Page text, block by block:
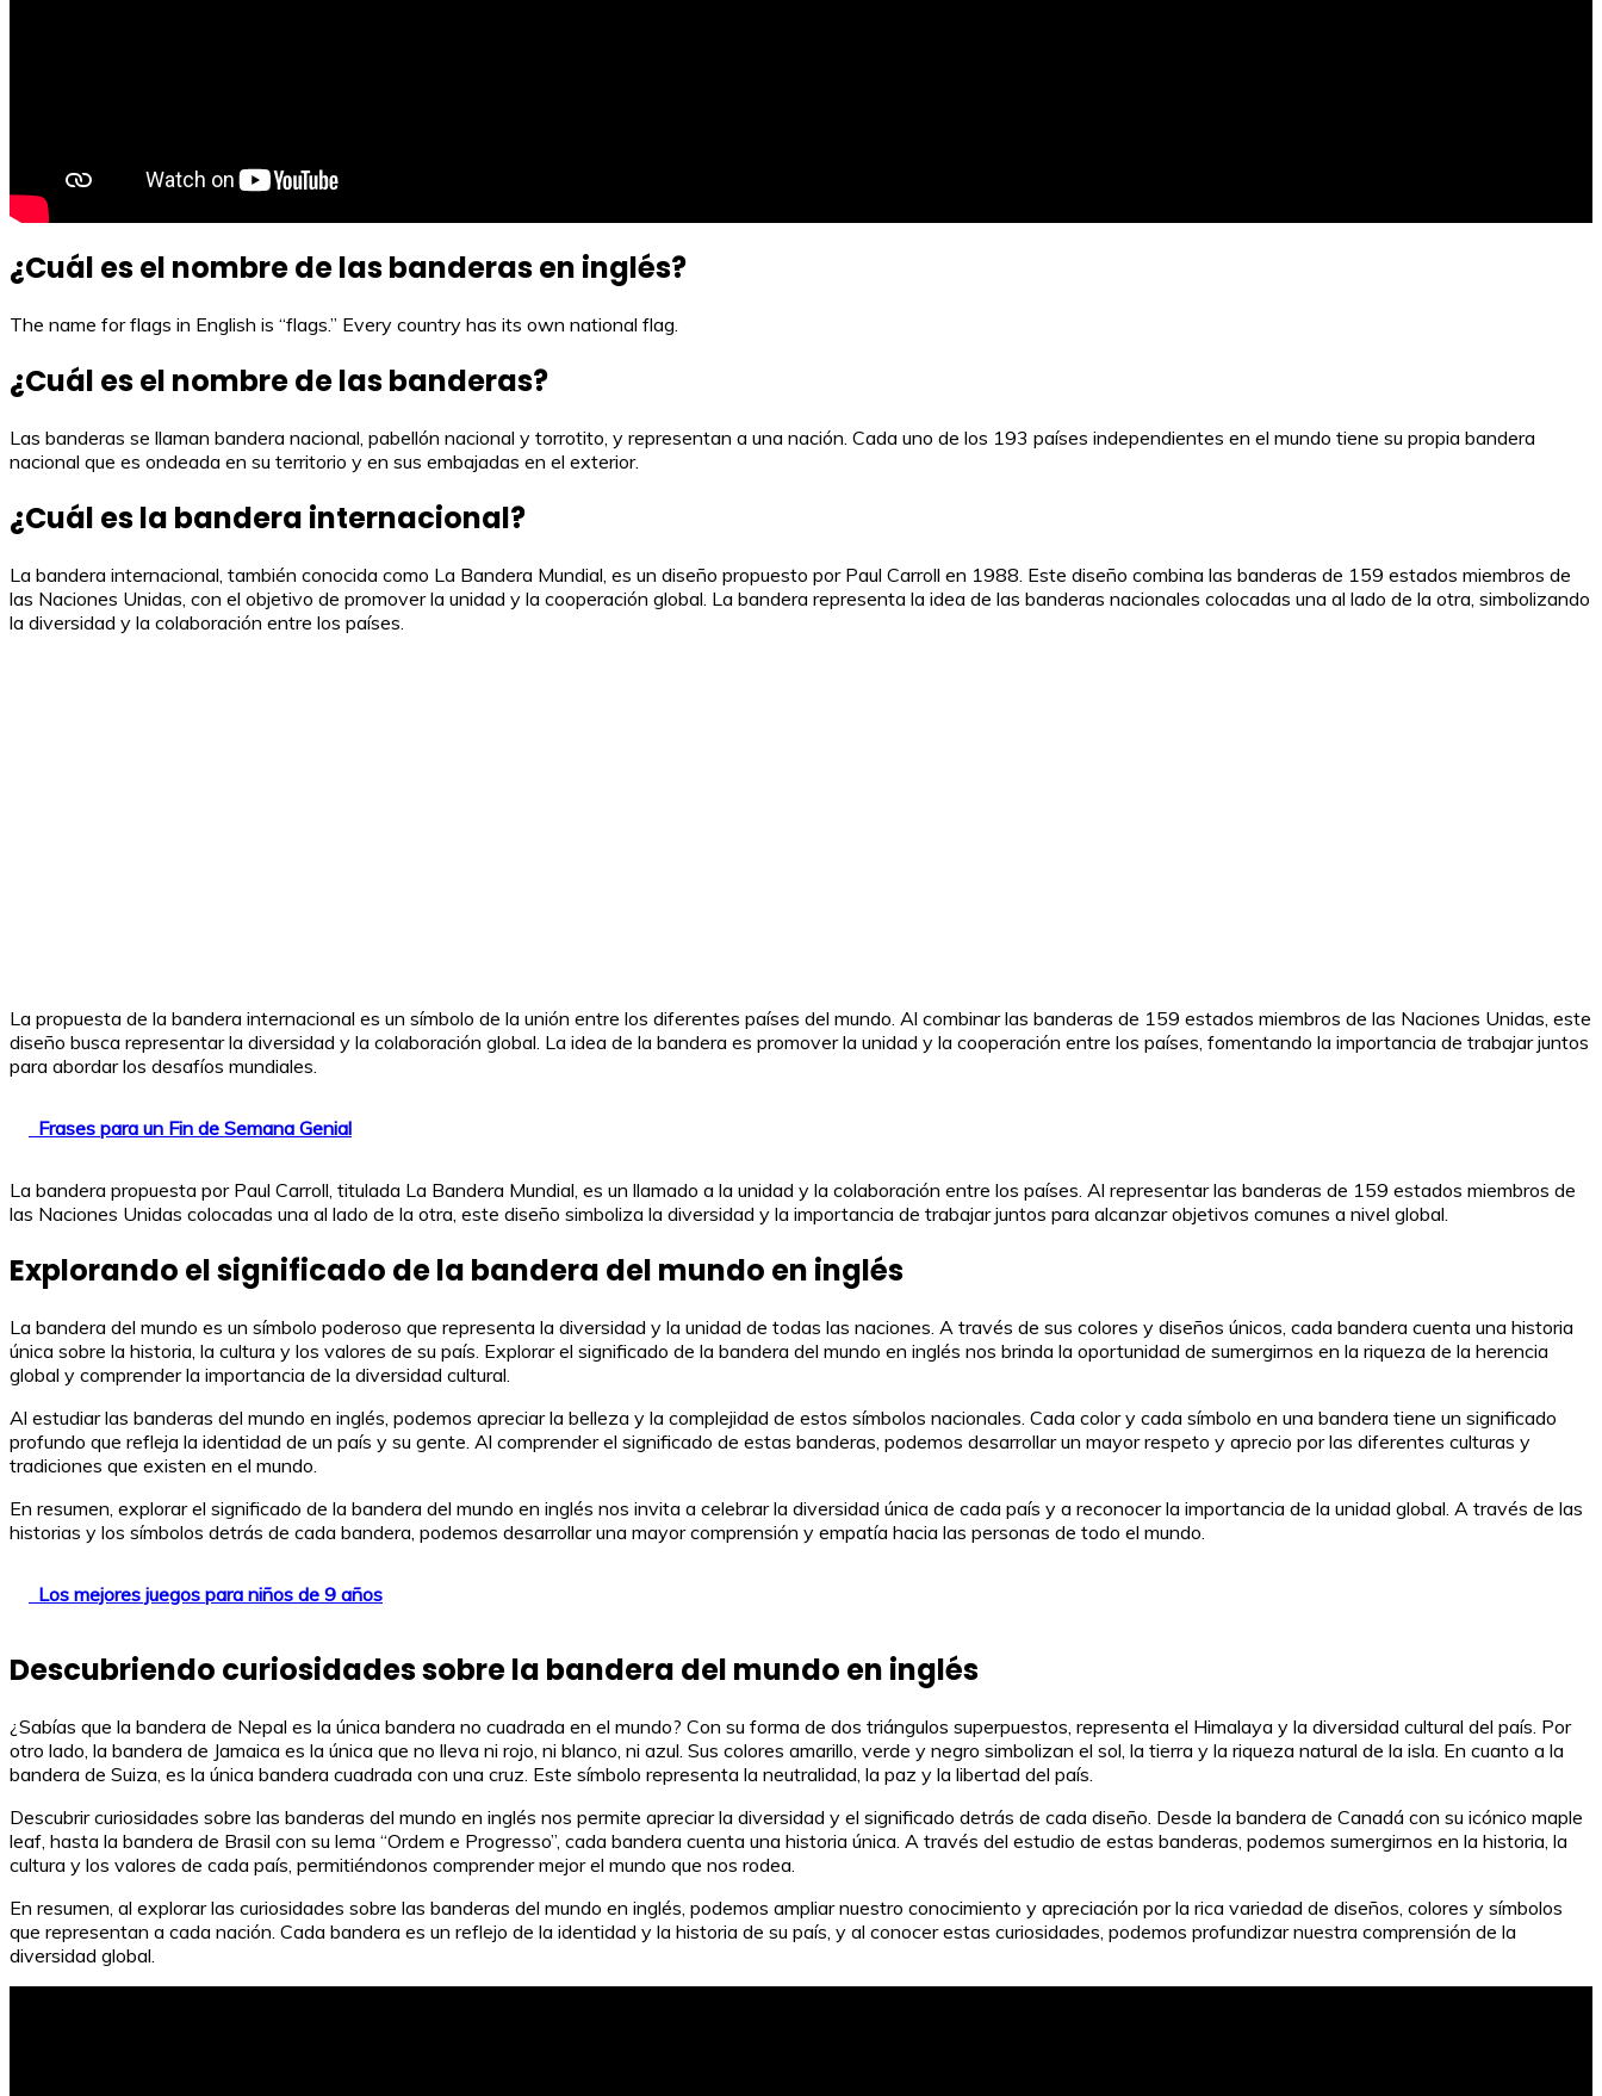
¿Cuál es el nombre de las banderas en inglés?
The name for flags in English is “flags.” Every country has its own national flag.
¿Cuál es el nombre de las banderas?
Las banderas se llaman bandera nacional, pabellón nacional y torrotito, y representan a una nación. Cada uno de los 193 países independientes en el mundo tiene su propia bandera
nacional que es ondeada en su territorio y en sus embajadas en el exterior.
¿Cuál es la bandera internacional?
La bandera internacional, también conocida como La Bandera Mundial, es un diseño propuesto por Paul Carroll en 1988. Este diseño combina las banderas de 159 estados miembros de
las Naciones Unidas, con el objetivo de promover la unidad y la cooperación global. La bandera representa la idea de las banderas nacionales colocadas una al lado de la otra, simbolizando
la diversidad y la colaboración entre los países.
La propuesta de la bandera internacional es un símbolo de la unión entre los diferentes países del mundo. Al combinar las banderas de 159 estados miembros de las Naciones Unidas, este
diseño busca representar la diversidad y la colaboración global. La idea de la bandera es promover la unidad y la cooperación entre los países, fomentando la importancia de trabajar juntos
para abordar los desafíos mundiales.
Frases para un Fin de Semana Genial
La bandera propuesta por Paul Carroll, titulada La Bandera Mundial, es un llamado a la unidad y la colaboración entre los países. Al representar las banderas de 159 estados miembros de
las Naciones Unidas colocadas una al lado de la otra, este diseño simboliza la diversidad y la importancia de trabajar juntos para alcanzar objetivos comunes a nivel global.
Explorando el significado de la bandera del mundo en inglés
La bandera del mundo es un símbolo poderoso que representa la diversidad y la unidad de todas las naciones. A través de sus colores y diseños únicos, cada bandera cuenta una historia
única sobre la historia, la cultura y los valores de su país. Explorar el significado de la bandera del mundo en inglés nos brinda la oportunidad de sumergirnos en la riqueza de la herencia
global y comprender la importancia de la diversidad cultural.
Al estudiar las banderas del mundo en inglés, podemos apreciar la belleza y la complejidad de estos símbolos nacionales. Cada color y cada símbolo en una bandera tiene un significado
profundo que refleja la identidad de un país y su gente. Al comprender el significado de estas banderas, podemos desarrollar un mayor respeto y aprecio por las diferentes culturas y
tradiciones que existen en el mundo.
En resumen, explorar el significado de la bandera del mundo en inglés nos invita a celebrar la diversidad única de cada país y a reconocer la importancia de la unidad global. A través de las
historias y los símbolos detrás de cada bandera, podemos desarrollar una mayor comprensión y empatía hacia las personas de todo el mundo.
Los mejores juegos para niños de 9 años
Descubriendo curiosidades sobre la bandera del mundo en inglés
¿Sabías que la bandera de Nepal es la única bandera no cuadrada en el mundo? Con su forma de dos triángulos superpuestos, representa el Himalaya y la diversidad cultural del país. Por
otro lado, la bandera de Jamaica es la única que no lleva ni rojo, ni blanco, ni azul. Sus colores amarillo, verde y negro simbolizan el sol, la tierra y la riqueza natural de la isla. En cuanto a la
bandera de Suiza, es la única bandera cuadrada con una cruz. Este símbolo representa la neutralidad, la paz y la libertad del país.
Descubrir curiosidades sobre las banderas del mundo en inglés nos permite apreciar la diversidad y el significado detrás de cada diseño. Desde la bandera de Canadá con su icónico maple
leaf, hasta la bandera de Brasil con su lema “Ordem e Progresso”, cada bandera cuenta una historia única. A través del estudio de estas banderas, podemos sumergirnos en la historia, la
cultura y los valores de cada país, permitiéndonos comprender mejor el mundo que nos rodea.
En resumen, al explorar las curiosidades sobre las banderas del mundo en inglés, podemos ampliar nuestro conocimiento y apreciación por la rica variedad de diseños, colores y símbolos
que representan a cada nación. Cada bandera es un reflejo de la identidad y la historia de su país, y al conocer estas curiosidades, podemos profundizar nuestra comprensión de la
diversidad global.